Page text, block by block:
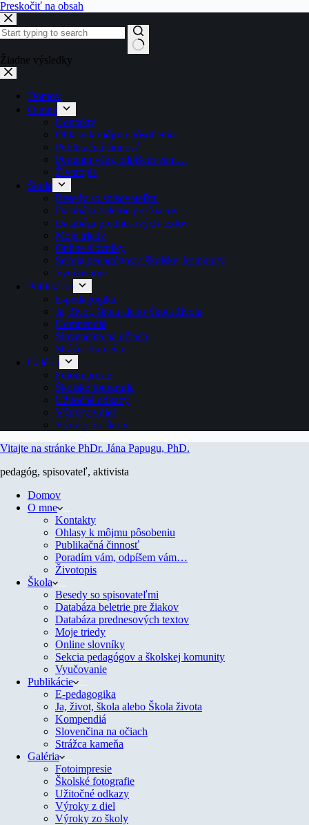
Preskočiť na obsah
Žiadne výsledky
Domov
O mne
Kontakty
Ohlasy k môjmu pôsobeniu
Publikačná činnosť
Poradím vám, odpíšem vám…
Životopis
Škola
Besedy so spisovateľmi
Databáza beletrie pre žiakov
Databáza prednesových textov
Moje triedy
Online slovníky
Sekcia pedagógov a školskej komunity
Vyučovanie
Publikácie
E-pedagogika
Ja, život, škola alebo Škola života
Kompendiá
Slovenčina na očiach
Strážca kameňa
Galéria
Fotoimpresie
Školské fotografie
Užitočné odkazy
Výroky z diel
Výroky zo školy
Vitajte na stránke PhDr. Jána Papugu, PhD.
pedagóg, spisovateľ, aktivista
Domov
O mne
Kontakty
Ohlasy k môjmu pôsobeniu
Publikačná činnosť
Poradím vám, odpíšem vám…
Životopis
Škola
Besedy so spisovateľmi
Databáza beletrie pre žiakov
Databáza prednesových textov
Moje triedy
Online slovníky
Sekcia pedagógov a školskej komunity
Vyučovanie
Publikácie
E-pedagogika
Ja, život, škola alebo Škola života
Kompendiá
Slovenčina na očiach
Strážca kameňa
Galéria
Fotoimpresie
Školské fotografie
Užitočné odkazy
Výroky z diel
Výroky zo školy